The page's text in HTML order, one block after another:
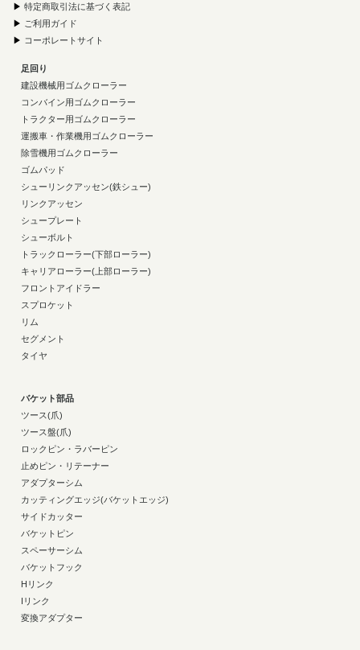
▶ 特定商取引法に基づく表記
▶ ご利用ガイド
▶ コーポレートサイト
足回り
建設機械用ゴムクローラー
コンバイン用ゴムクローラー
トラクター用ゴムクローラー
運搬車・作業機用ゴムクローラー
除雪機用ゴムクローラー
ゴムパッド
シューリンクアッセン(鉄シュー)
リンクアッセン
シュープレート
シューボルト
トラックローラー(下部ローラー)
キャリアローラー(上部ローラー)
フロントアイドラー
スプロケット
リム
セグメント
タイヤ
バケット部品
ツース(爪)
ツース盤(爪)
ロックピン・ラバーピン
止めピン・リテーナー
アダプターシム
カッティングエッジ(バケットエッジ)
サイドカッター
バケットピン
スペーサーシム
バケットフック
Hリンク
Iリンク
変換アダプター